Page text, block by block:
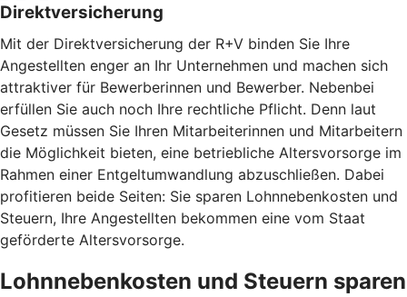
Direktversicherung
Mit der Direktversicherung der R+V binden Sie Ihre
Angestellten enger an Ihr Unternehmen und machen sich
attraktiver für Bewerberinnen und Bewerber. Nebenbei
erfüllen Sie auch noch Ihre rechtliche Pflicht. Denn laut
Gesetz müssen Sie Ihren Mitarbeiterinnen und Mitarbeitern
die Möglichkeit bieten, eine betriebliche Altersvorsorge im
Rahmen einer Entgeltumwandlung abzuschließen. Dabei
profitieren beide Seiten: Sie sparen Lohnnebenkosten und
Steuern, Ihre Angestellten bekommen eine vom Staat
geförderte Altersvorsorge.
Lohnnebenkosten und Steuern sparen